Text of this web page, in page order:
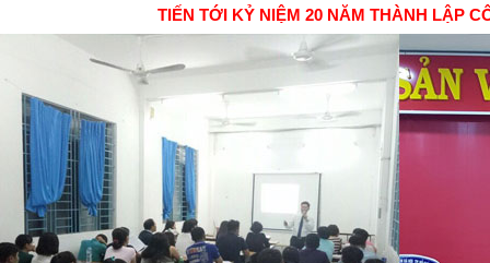
TIẾN TỚI KỶ NIỆM 20 NĂM THÀNH